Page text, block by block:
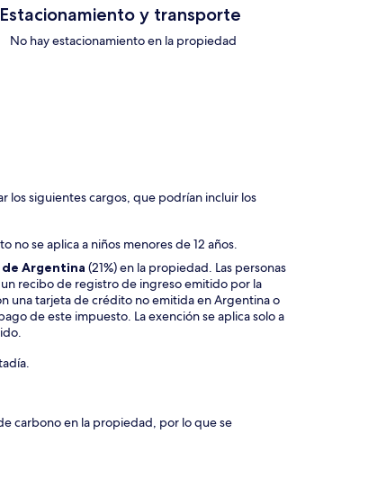
Estacionamiento y transporte
No hay estacionamiento en la propiedad
los siguientes cargos, que podrían incluir los
no se aplica a niños menores de 12 años.
de Argentina (21%) en la propiedad. Las personas
recibo de registro de ingreso emitido por la
una tarjeta de crédito no emitida en Argentina o
de este impuesto. La exención se aplica solo a
carbono en la propiedad, por lo que se